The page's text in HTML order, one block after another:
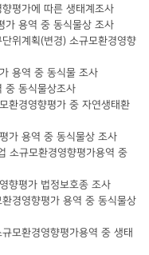
평가에 따른 생태계조사
가 용역 중 동식물상 조사
위계획(변경) 소규모환경영향
용역 중 동식물 조사
중 동식물상조사
환경영향평가 중 자연생태환
가 용역 중 동식물상 조사
소규모환경영향평가용역 중
향평가 법정보호종 조사
경영향평가 용역 중 동식물상
모환경영향평가용역 중 생태